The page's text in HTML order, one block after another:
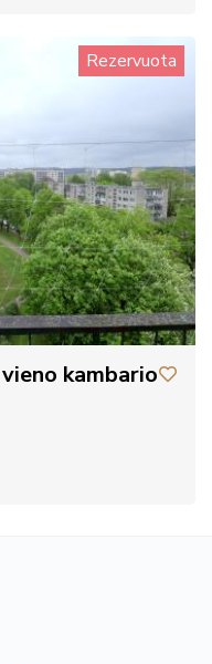
Rezervuota
kambario